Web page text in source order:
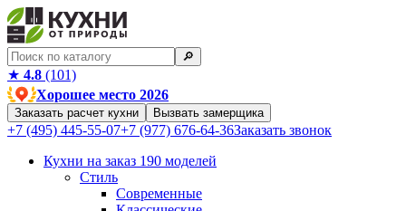
🔎︎
★ 4.8 (101)
Хорошее место 2026
Заказать расчет кухни Вызвать замерщика
+7 (495) 445-55-07+7 (977) 676-64-36Заказать звонок
Кухни на заказ 190 моделей
Стиль
Современные